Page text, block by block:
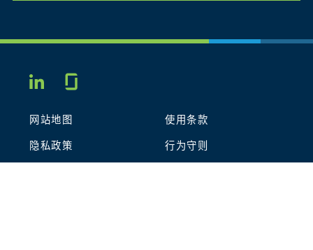
LINKEDIN
网站地图 使用条款
隐私政策 行为守则